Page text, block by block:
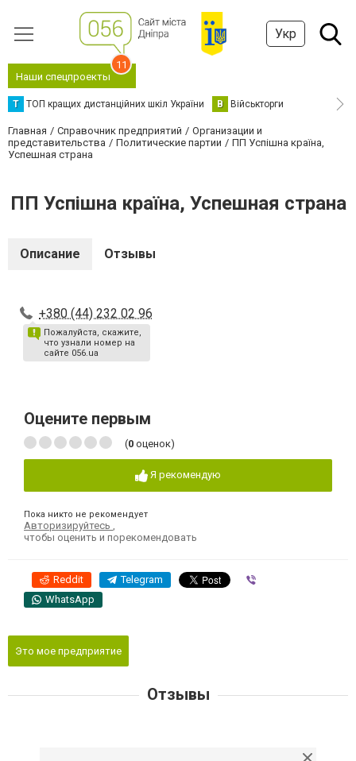
Укр
Наши спецпроекты
11
Т ТОП кращих дистанційних шкіл України В Військторги
Главная Справочник предприятий
Организации и
представительства
Политические партии
ПП Успішна країна,
Успешная страна
ПП Успішна країна, Успешная страна
Описание Отзывы
+380 (44) 232 02 96
Пожалуйста, скажите,
что узнали номер на
сайте 056.ua
Оцените первым
(0 оценок)
Я рекомендую
Пока никто не рекомендует
Авторизируйтесь
чтобы оценить и порекомендовать
Reddit Telegram
WhatsApp
Это мое предприятие
Отзывы